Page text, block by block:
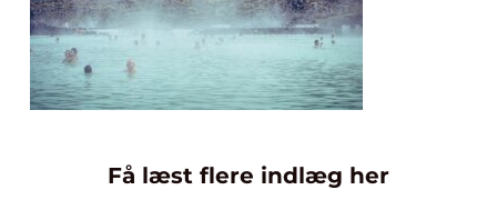
Få læst flere indlæg her